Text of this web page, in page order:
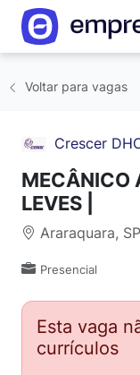
Voltar para vagas
Crescer
MECÂNICO
LEVES |
Araraquara,
Presencial
Esta vaga
currículos